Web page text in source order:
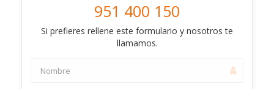
951 400 150
Si prefieres rellene este formulario y nosotros te
llamamos.